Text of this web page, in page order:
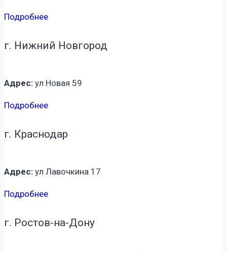
Подробнее
г. Нижний Новгород
Адрес: ул Новая 59
Подробнее
г. Краснодар
Адрес: ул Лавочкина 17
Подробнее
г. Ростов-на-Дону